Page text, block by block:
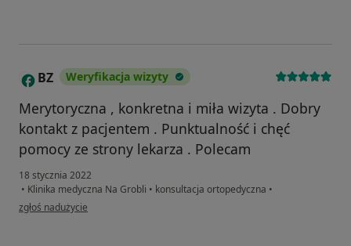
B BZ Weryfikacja wizyty
Merytoryczna , konkretna i miła wizyta . Dobry
kontakt z pacjentem . Punktualność i chęć
pomocy ze strony lekarza . Polecam
18 stycznia 2022
• Klinika medyczna Na Grobli • konsultacja ortopedyczna •
w opinii użytkownika BZ
zgłoś nadużycie